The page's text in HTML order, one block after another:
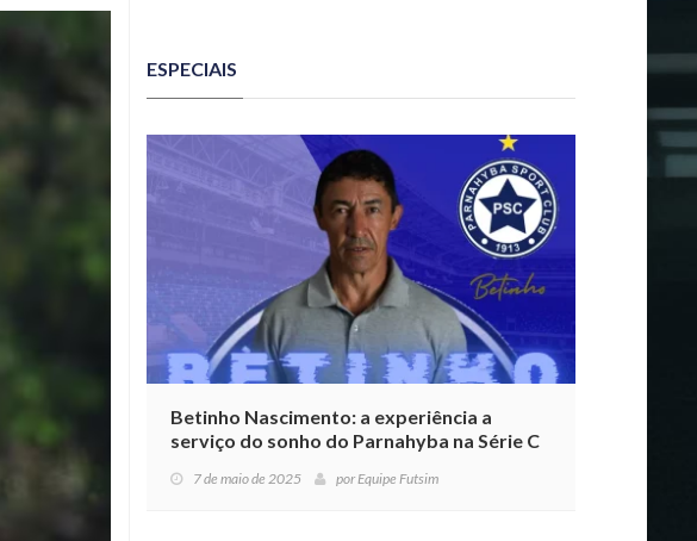
ESPECIAIS
Betinho Nascimento: a experiência a
serviço do sonho do Parnahyba na Série C
7 de maio de 2025 porEquipe Futsim